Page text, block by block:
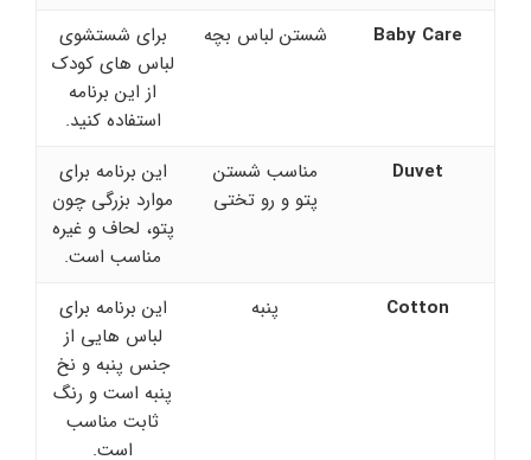
Baby Care
شستن لباس بچه
برای شستشوی
لباس های کودک
از این برنامه
استفاده کنید.
Duvet
مناسب شستن
پتو و رو تختی
این برنامه برای
موارد بزرگی چون
پتو، لحاف و غیره
مناسب است.
Cotton
پنبه
این برنامه برای
لباس هایی از
جنس پنبه و نخ
پنبه است و رنگ
ثابت مناسب
است.